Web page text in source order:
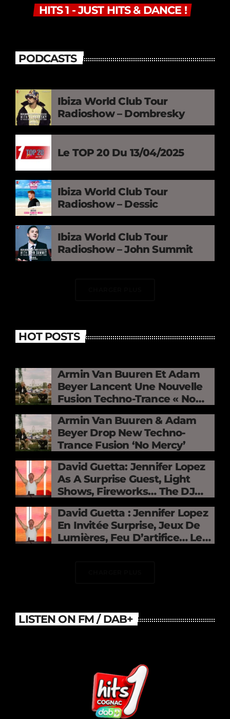
HITS 1 - JUST HITS & DANCE !
PODCASTS
Ibiza World Club Tour
Radioshow – Dombresky
Le TOP 20 Du 13/04/2025
Ibiza World Club Tour
Radioshow – Dessic
Ibiza World Club Tour
Radioshow – John Summit
HOT POSTS
Armin Van Buuren Et Adam
Beyer Lancent Une Nouvelle
Fusion Techno-Trance « No
Mercy »
Armin Van Buuren & Adam
Beyer Drop New Techno-
Trance Fusion ‘No Mercy’
David Guetta: Jennifer Lopez
As A Surprise Guest, Light
Shows, Fireworks… The DJ
Electrifies The Stade De
France
David Guetta : Jennifer Lopez
En Invitée Surprise, Jeux De
Lumières, Feu D’artifice… Le
LISTEN ON FM / DAB+